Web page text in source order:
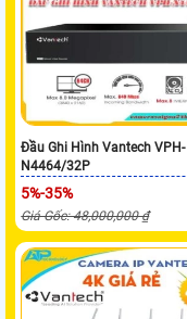
Đầu Ghi Hình Vantech VPH-
N4464/32P
5%-35%
Giá Gốc: 48,000,000 ₫